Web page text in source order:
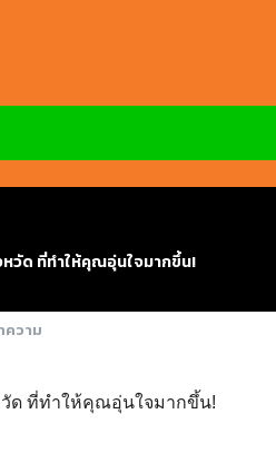
ญ่ไปต่างจังหวัด
วัด ที่ทำให้คุณอุ่นใจมากขึ้น!
ความ